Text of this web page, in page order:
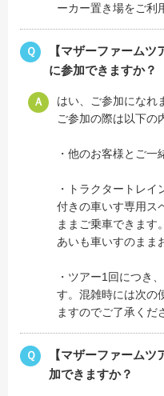
ーカー置き場をご利
Ｑ
【マザーファーム
に参加できますか？
Ａ
はい、ご参加になれ
ご参加の際は以下の
・他のお客様とご一
・トラクタートレ
付きの車いす専用ス
ままご乗車できます
あいも車いすのまま
・ツアー1回につき
す。混雑時には次の
ますのでご了承くだ
Ｑ
【マザーファーム
加できますか？